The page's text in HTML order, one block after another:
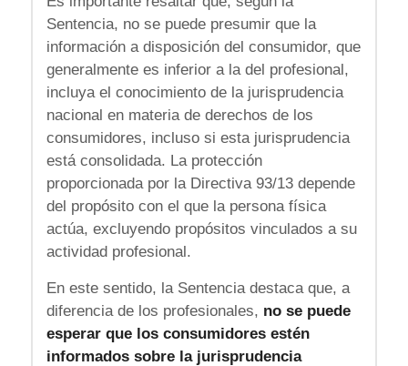
Sentencia, no se puede presumir que la
información a disposición del consumidor, que
generalmente es inferior a la del profesional,
incluya el conocimiento de la jurisprudencia
nacional en materia de derechos de los
consumidores, incluso si esta jurisprudencia
está consolidada. La protección
proporcionada por la Directiva 93/13 depende
del propósito con el que la persona física
actúa, excluyendo propósitos vinculados a su
actividad profesional.
En este sentido, la Sentencia destaca que, a
diferencia de los profesionales, no se puede
esperar que los consumidores estén
informados sobre la jurisprudencia